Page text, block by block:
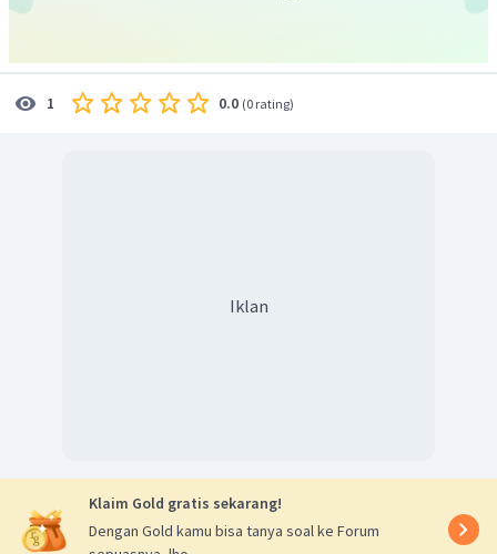
1 0.0 (0 rating)
Iklan
Klaim Gold gratis sekarang!
Dengan Gold kamu bisa tanya soal ke Forum